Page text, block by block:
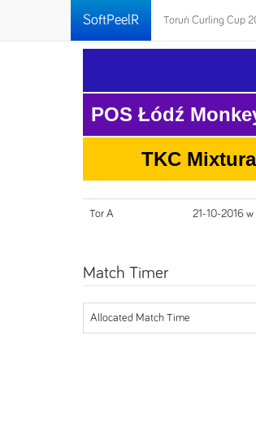
SoftPeelR Toruń Curling Cup
POS Łódź
TKC Mixtura
Tor A 21-10-2016 w
Match Timer
Allocated Match Time